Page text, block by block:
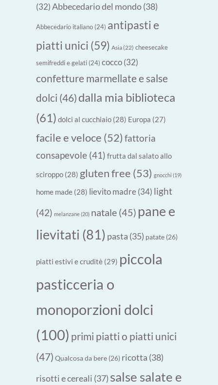
(32) Abbecedario del mondo(38)
Abbecedario italiano (24) antipasti e
piatti unici (59) Asia(22) cheesecake
semifreddi e gelati (24) cocco (32)
confetture marmellate e salse
dolci (46) dalla mia biblioteca
(61) dolci al cucchiaio (28) Europa (27)
facile e veloce (52) fattoria
consapevole (41) frutta dal salato allo
sciroppo (28) gluten free (53) gnocchi (19)
home made (28) lievito madre(34) light
(42) melanzane(20) natale (45) pane e
lievitati (81) pasta (35) patate (26)
piatti estivi e cruditè (29) piccola
pasticceria o
monoporzioni dolci
(100) primi piatti o piatti unici
(47) Qualcosa da bere (26) ricotta (38)
risotti e cereali (37) salse salate e